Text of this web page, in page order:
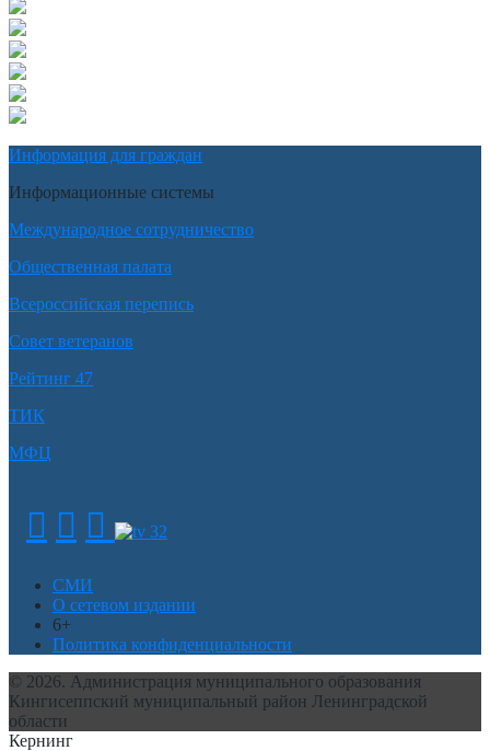
Информация для граждан
Информационные системы
Международное сотрудничество
Общественная палата
Всероссийская перепись
Совет ветеранов
Рейтинг 47
ТИК
МФЦ
СМИ
О сетевом издании
6+
Политика конфиденциальности
© 2026. Администрация муниципального образования
Кингисеппский муниципальный район Ленинградской
области
Кернинг